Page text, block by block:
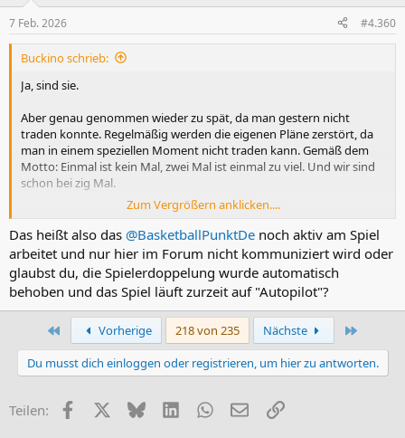
e
n
7 Feb. 2026 #4.360
Buckino schrieb:
Ja, sind sie.
Aber genau genommen wieder zu spät, da man gestern nicht
traden konnte. Regelmäßig werden die eigenen Pläne zerstört, da
man in einem speziellen Moment nicht traden kann. Gemäß dem
Motto: Einmal ist kein Mal, zwei Mal ist einmal zu viel. Und wir sind
schon bei zig Mal.
Außerdem kann man dem Ganzen hier schon lange nicht mehr
vollends trauen. Das macht mich persönlich am trauigsten/
wütendsten! Es war mal mein absolutes Lieblingsspiel. Das ist es
schon lange nicht mehr.
Zum Vergrößern anklicken....
Das heißt also das @BasketballPunktDe noch aktiv am Spiel
arbeitet und nur hier im Forum nicht kommuniziert wird oder
glaubst du, die Spielerdoppelung wurde automatisch
behoben und das Spiel läuft zurzeit auf "Autopilot"?
Erste Vorherige 218 von 235 Nächste
Du musst dich einloggen oder registrieren, um hier zu antworten.
Teilen: FacebookX (Twitter)
BlueskyLinkedInWhatsApp
E-MailLink